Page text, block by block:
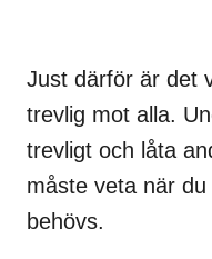
Just därför är det
trevlig mot alla.
trevligt och låta
måste veta när
behövs.